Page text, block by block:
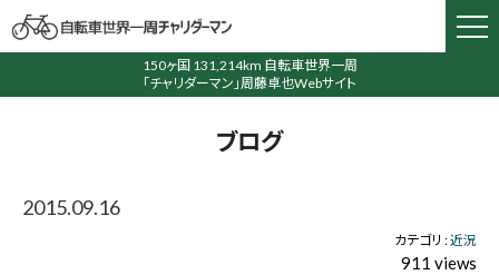
150ヶ国 131,214km 自転車世界一周
「チャリダーマン」周藤卓也Webサイト
ブログ
2015.09.16
カテゴリ :近況
911 views